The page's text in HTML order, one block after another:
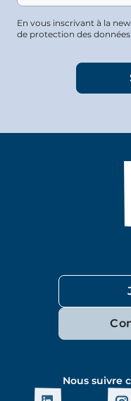
En vous inscrivant à la
de protection des
Nous suivre